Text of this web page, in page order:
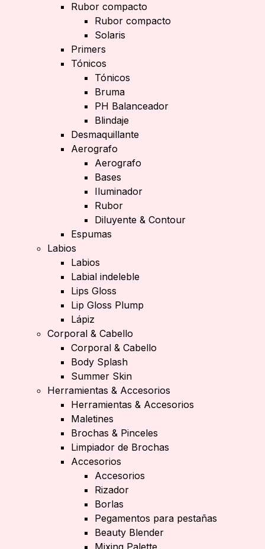
Rubor compacto
Rubor compacto
Solaris
Primers
Tónicos
Tónicos
Bruma
PH Balanceador
Blindaje
Desmaquillante
Aerografo
Aerografo
Bases
Iluminador
Rubor
Diluyente & Contour
Espumas
Labios
Labios
Labial indeleble
Lips Gloss
Lip Gloss Plump
Lápiz
Corporal & Cabello
Corporal & Cabello
Body Splash
Summer Skin
Herramientas & Accesorios
Herramientas & Accesorios
Maletines
Brochas & Pinceles
Limpiador de Brochas
Accesorios
Accesorios
Rizador
Borlas
Pegamentos para pestañas
Beauty Blender
Mixing Palette